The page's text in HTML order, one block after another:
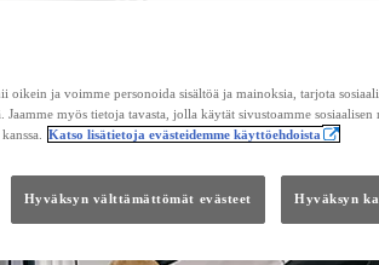
oikein ja voimme personoida sisältöä ja mainoksia, tarjota
myös tietoja tavasta, jolla käytät sivustoamme sosiaalisen
Katso lisätietoja evästeidemme käyttöehdoista
Hyväksyn välttämättömät evästeet Hyväksyn